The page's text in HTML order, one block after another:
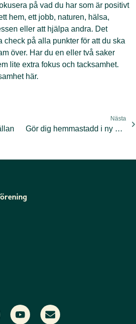
på vad du har som är positivt
hem, ett jobb, naturen, hälsa,
eller att hjälpa andra. Det
check på alla punkter för att du ska
över. Har du en eller två saker
lite extra fokus och tacksamhet.
här.
Nästa
Gör dig hemmastadd i ny stad